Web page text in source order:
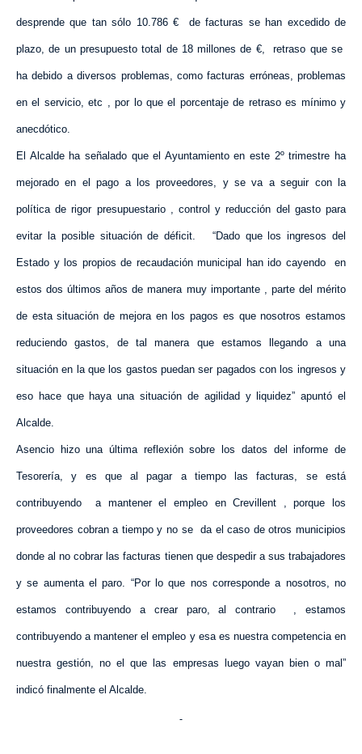
desprende que tan sólo 10.786 € de facturas se han excedido de
plazo, de un presupuesto total de 18 millones de €, retraso que se
ha debido a diversos problemas, como facturas erróneas, problemas
en el servicio, etc , por lo que el porcentaje de retraso es mínimo y
anecdótico.
El Alcalde ha señalado que el Ayuntamiento en este 2º trimestre ha
mejorado en el pago a los proveedores, y se va a seguir con la
política de rigor presupuestario , control y reducción del gasto para
evitar la posible situación de déficit. “Dado que los ingresos del
Estado y los propios de recaudación municipal han ido cayendo en
estos dos últimos años de manera muy importante , parte del mérito
de esta situación de mejora en los pagos es que nosotros estamos
reduciendo gastos, de tal manera que estamos llegando a una
situación en la que los gastos puedan ser pagados con los ingresos y
eso hace que haya una situación de agilidad y liquidez” apuntó el
Alcalde.
Asencio hizo una última reflexión sobre los datos del informe de
Tesorería, y es que al pagar a tiempo las facturas, se está
contribuyendo a mantener el empleo en Crevillent , porque los
proveedores cobran a tiempo y no se da el caso de otros municipios
donde al no cobrar las facturas tienen que despedir a sus trabajadores
y se aumenta el paro. “Por lo que nos corresponde a nosotros, no
estamos contribuyendo a crear paro, al contrario , estamos
contribuyendo a mantener el empleo y esa es nuestra competencia en
nuestra gestión, no el que las empresas luego vayan bien o mal”
indicó finalmente el Alcalde.